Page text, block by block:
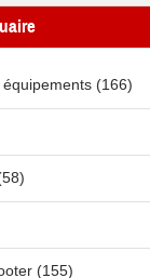
(166)
(155)